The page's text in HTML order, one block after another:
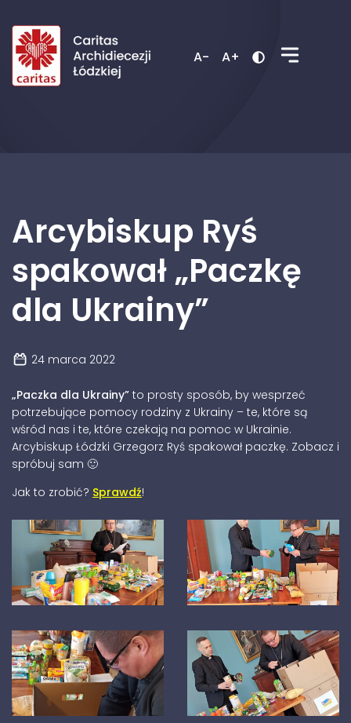
A- A+
Arcybiskup Ryś
spakował „Paczkę
dla Ukrainy”
24 marca 2022
„Paczka dla Ukrainy” to prosty sposób, by wesprzeć
potrzebujące pomocy rodziny z Ukrainy – te, które są
wśród nas i te, które czekają na pomoc w Ukrainie.
Arcybiskup Łódzki Grzegorz Ryś spakował paczkę. Zobacz i
spróbuj sam 🙂
Jak to zrobić? Sprawdź!